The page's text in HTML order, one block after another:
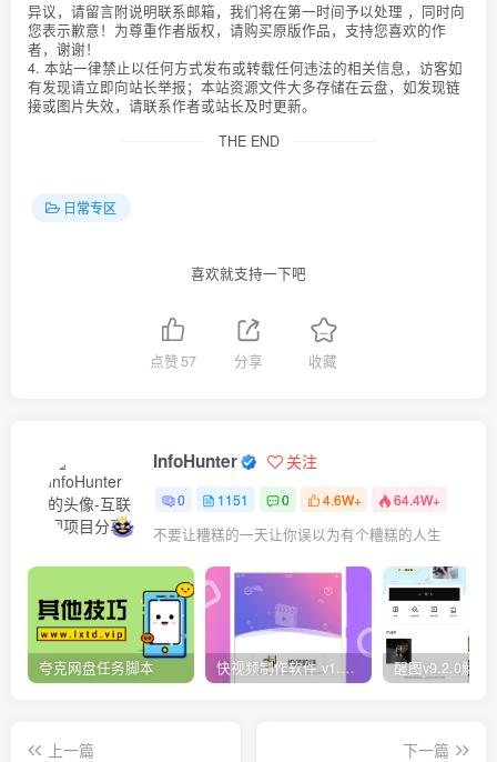
异议，请留言附说明联系邮箱，我们将在第一时间予以处理 ，同时向
您表示歉意！为尊重作者版权，请购买原版作品，支持您喜欢的作
者，谢谢！
4. 本站一律禁止以任何方式发布或转载任何违法的相关信息，访客如
有发现请立即向站长举报；本站资源文件大多存储在云盘，如发现链
接或图片失效，请联系作者或站长及时更新。
THE END
日常专区
喜欢就支持一下吧
点赞 57 分享 收藏
InfoHunter 关注
0 1151 0 4.6W+ 64.4W+
不要让糟糕的一天让你误以为有个糟糕的人生
夸克网盘任务脚本 快视频制作软件 v1.1.1安卓版
上一篇
下一篇